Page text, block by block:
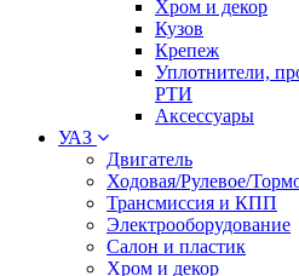
Хром и декор
Кузов
Крепеж
Уплотнители,
РТИ
Аксессуары
УАЗ
Двигатель
Ходовая/Рулевое/
Трансмиссия и КПП
Электрооборудование
Салон и пластик
Хром и декор